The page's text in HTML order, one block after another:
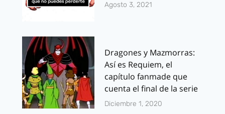
Agosto 3, 2021
Dragones y Mazmorras:
Así es Requiem, el
capítulo fanmade que
cuenta el final de la serie
Diciembre 1, 2020